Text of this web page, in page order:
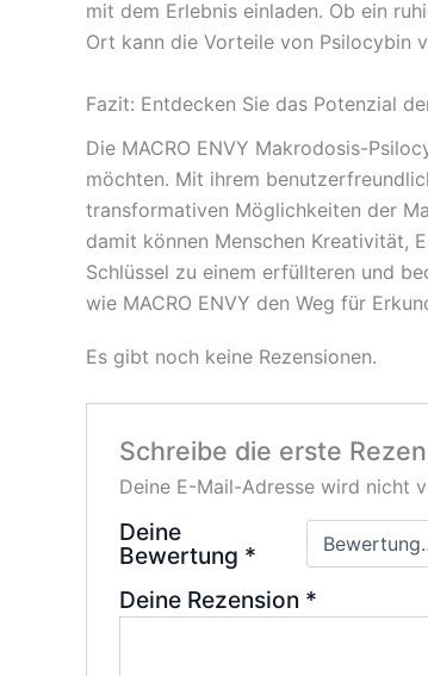
mit dem Erlebnis einladen. Ob ein
Ort kann die Vorteile von Psilocybin
Fazit: Entdecken Sie das Potenzial
Die MACRO ENVY Makrodosis-
möchten. Mit ihrem
transformativen Möglichkeiten der
damit können Menschen Kreativität,
Schlüssel zu einem erfüllteren und
wie MACRO ENVY den Weg für
Es gibt noch keine Rezensionen.
Schreibe die erste
Deine E-Mail-Adresse wird nicht
Deine
Bewertung *
Deine Rezension *